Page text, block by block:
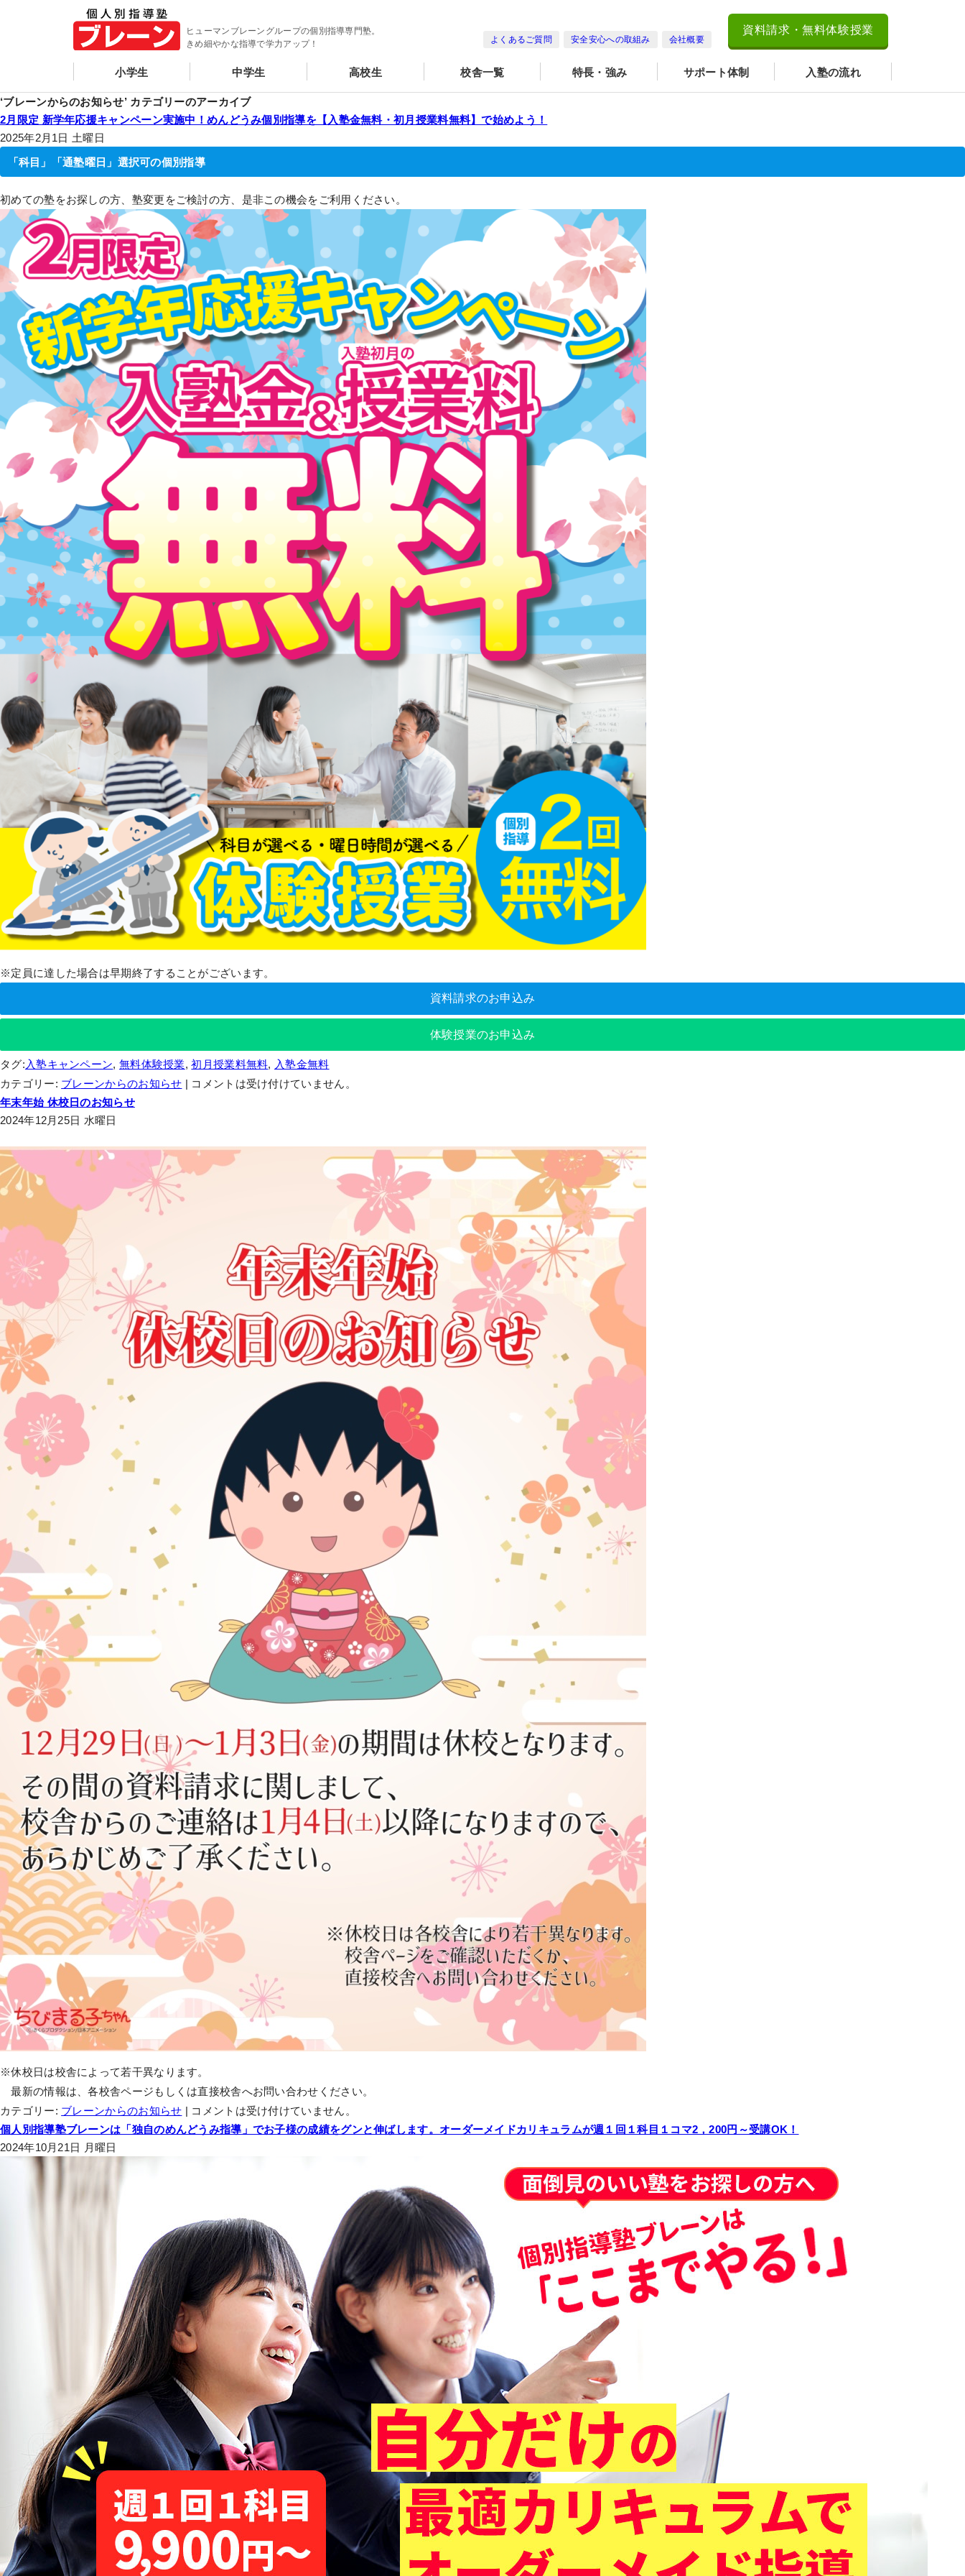
ヒューマンブレーングループの個別指導専門塾。
きめ細やかな指導で学力アップ！
よくあるご質問 安全安心への取組み 会社概要
資料請求・無料体験授業
小学生 中学生 高校生 校舎一覧 特長・強み サポート体制 入塾の流れ
‘ブレーンからのお知らせ’ カテゴリーのアーカイブ
2月限定 新学年応援キャンペーン実施中！めんどうみ個別指導を【入塾金無料・初月授業料無料】で始めよう！
2025年2月1日 土曜日
「科目」「通塾曜日」選択可の個別指導
初めての塾をお探しの方、塾変更をご検討の方、是非この機会をご利用ください。
※定員に達した場合は早期終了することがございます。
資料請求のお申込み
体験授業のお申込み
タグ: 入塾キャンペーン, 無料体験授業,初月授業料無料, 入塾金無料
カテゴリー: ブレーンからのお知らせ | コメントは受け付けていません。
年末年始 休校日のお知らせ
2024年12月25日 水曜日
※休校日は校舎によって若干異なります。
最新の情報は、各校舎ページもしくは直接校舎へお問い合わせください。
カテゴリー: ブレーンからのお知らせ | コメントは受け付けていません。
個人別指導塾ブレーンは「独自のめんどうみ指導」でお子様の成績をグンと伸ばします。オーダーメイドカリキュラムが週１回１科目１コマ2，200円～受講OK！
2024年10月21日 月曜日